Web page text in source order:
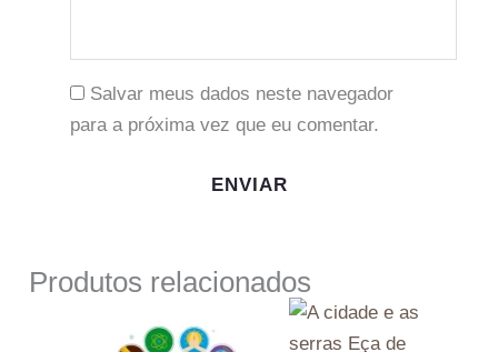
Salvar meus dados neste navegador
para a próxima vez que eu comentar.
Produtos relacionados